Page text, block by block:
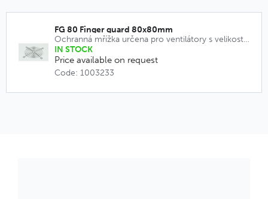
FG 80 Finger guard 80x80mm
Ochranná mřížka určena pro ventilátory s velikostí rámu 80x80mm.
IN STOCK
Price available on request
Code: 1003233